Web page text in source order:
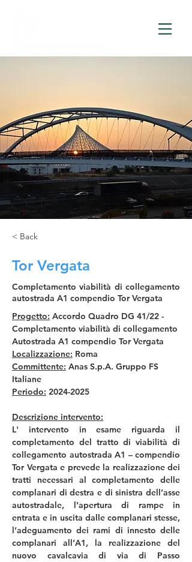
< Back
Tor Vergata
Completamento viabilità di collegamento
autostrada A1 compendio Tor Vergata
Progetto: Accordo Quadro DG 41/22 -
Completamento viabilità di collegamento
Autostrada A1 compendio Tor Vergata
Localizzazione: Roma
Committente: Anas S.p.A. Gruppo FS
Italiane
Periodo: 2024-2025
Descrizione intervento:
L' intervento in esame riguarda il
completamento del tratto di viabilità di
collegamento autostrada A1 – compendio
Tor Vergata e prevede la realizzazione dei
tratti necessari al completamento delle
complanari di destra e di sinistra dell’asse
autostradale, l’apertura di rampe in
entrata e in uscita dalle complanari stesse,
l’adeguamento dei rami di innesto delle
complanari all’A1, la realizzazione del
nuovo cavalcavia di via di Passo